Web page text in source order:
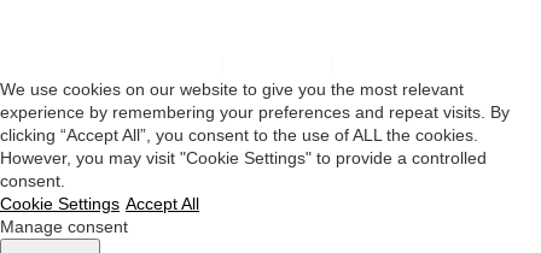
We use cookies on our website to give you the most relevant
experience by remembering your preferences and repeat visits. By
clicking “Accept All”, you consent to the use of ALL the cookies.
However, you may visit "Cookie Settings" to provide a controlled
consent.
Cookie Settings Accept All
Manage consent